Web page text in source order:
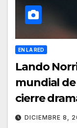
EN LA RED
Lando
mundial de
cierre
DICIEMBRE 8,